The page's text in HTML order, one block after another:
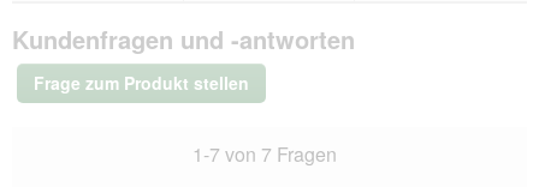
Bodengrund
Soil
9
Kundenfragen und -antworten
Frage zum Produkt stellen
1-7 von 7 Fragen